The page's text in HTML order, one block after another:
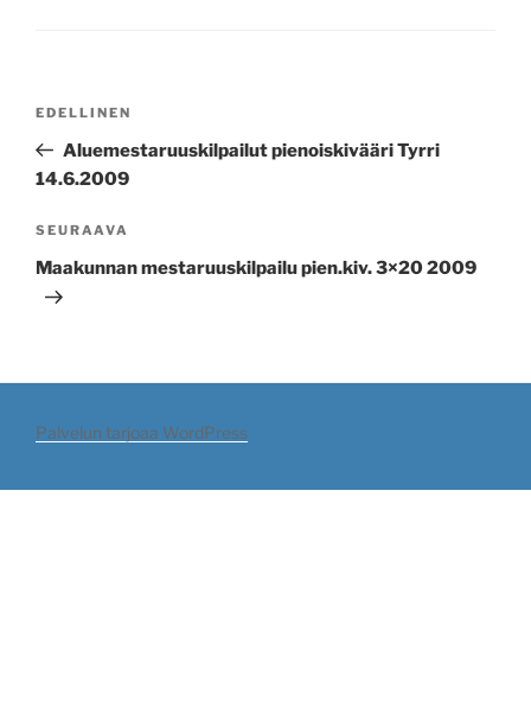
Edellinen
artikkeli
EDELLINEN
Aluemestaruuskilpailut pienoiskivääri Tyrri
14.6.2009
Seuraava
artikkeli
SEURAAVA
Maakunnan mestaruuskilpailu pien.kiv. 3×20 2009
Palvelun tarjoaa WordPress